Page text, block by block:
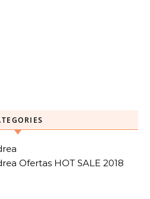
Ofertas HOT SALE 2018